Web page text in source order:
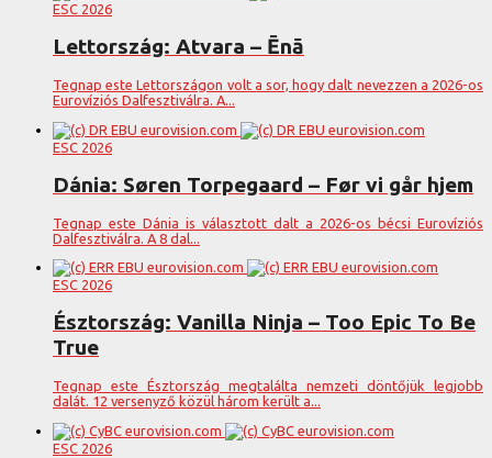
ESC 2026
Lettország: Atvara – Ēnā
Tegnap este Lettországon volt a sor, hogy dalt nevezzen a 2026-os
Eurovíziós Dalfesztiválra. A...
ESC 2026
Dánia: Søren Torpegaard – Før vi går hjem
Tegnap este Dánia is választott dalt a 2026-os bécsi Eurovíziós
Dalfesztiválra. A 8 dal...
ESC 2026
Észtország: Vanilla Ninja – Too Epic To Be
True
Tegnap este Észtország megtalálta nemzeti döntőjük legjobb
dalát. 12 versenyző közül három került a...
ESC 2026